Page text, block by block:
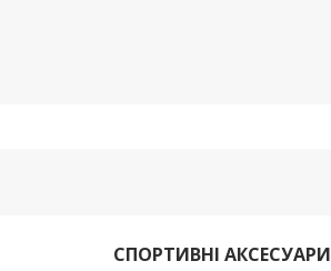
СПОРТИВНІ АКСЕСУАРИ